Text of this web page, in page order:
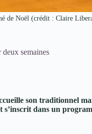
de Noël (crédit : Claire
semaines
son traditionnel
dans un